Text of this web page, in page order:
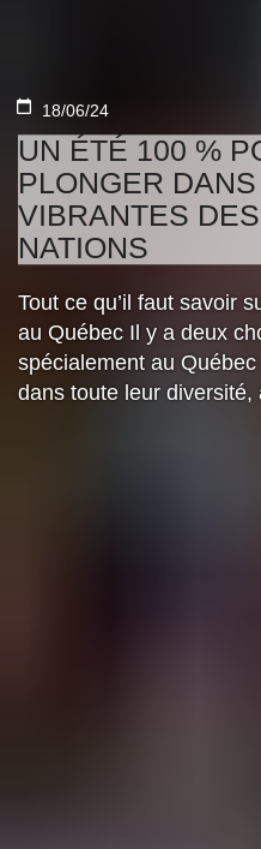
18/06/24
UN ÉTÉ 100 %
PLONGER
VIBRANTES
NATIONS
Tout ce qu’il faut savoir
au Québec Il y a deux
spécialement au
dans toute leur